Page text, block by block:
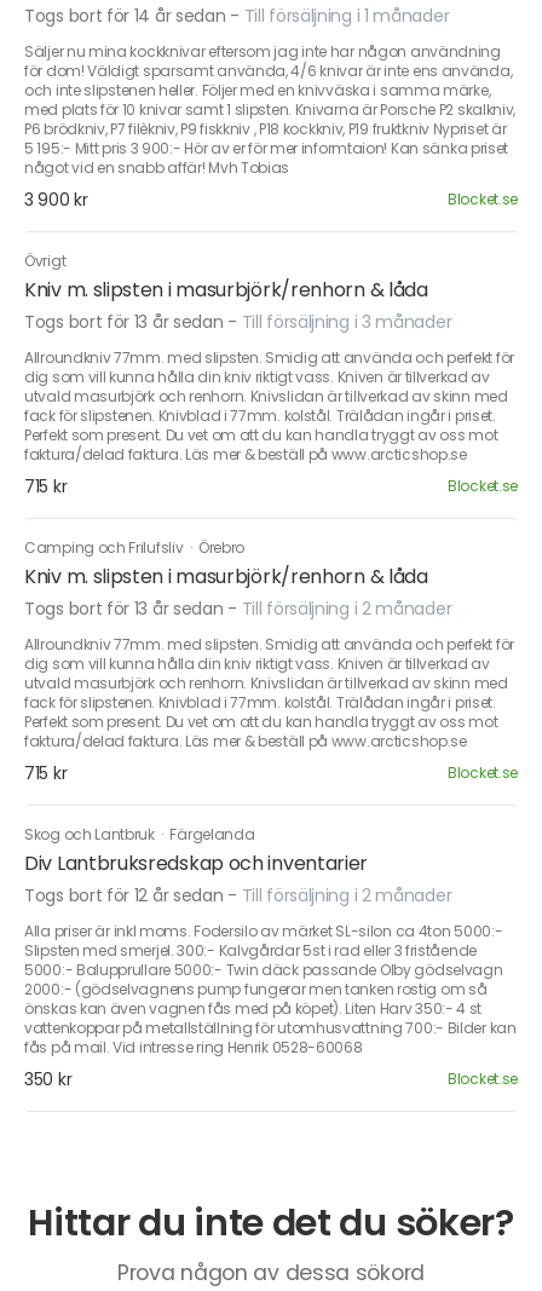
Togs bort för 14 år sedan - Till försäljning i 1 månader
Säljer nu mina kockknivar eftersom jag inte har någon användning
för dom! Väldigt sparsamt använda, 4/6 knivar är inte ens använda,
och inte slipstenen heller. Följer med en knivväska i samma märke,
med plats för 10 knivar samt 1 slipsten. Knivarna är Porsche P2 skalkniv,
P6 brödkniv, P7 filèkniv, P9 fiskkniv , P18 kockkniv, P19 fruktkniv Nypriset är
5 195:- Mitt pris 3 900:- Hör av er för mer informtaion! Kan sänka priset
något vid en snabb affär! Mvh Tobias
3 900 kr Blocket.se
Övrigt
Kniv m. slipsten i masurbjörk/renhorn & låda
Togs bort för 13 år sedan - Till försäljning i 3 månader
Allroundkniv 77mm. med slipsten. Smidig att använda och perfekt för
dig som vill kunna hålla din kniv riktigt vass. Kniven är tillverkad av
utvald masurbjörk och renhorn. Knivslidan är tillverkad av skinn med
fack för slipstenen. Knivblad i 77mm. kolstål. Trälådan ingår i priset.
Perfekt som present. Du vet om att du kan handla tryggt av oss mot
faktura/delad faktura. Läs mer & beställ på www.arcticshop.se
715 kr Blocket.se
Camping och Frilufsliv · Örebro
Kniv m. slipsten i masurbjörk/renhorn & låda
Togs bort för 13 år sedan - Till försäljning i 2 månader
Allroundkniv 77mm. med slipsten. Smidig att använda och perfekt för
dig som vill kunna hålla din kniv riktigt vass. Kniven är tillverkad av
utvald masurbjörk och renhorn. Knivslidan är tillverkad av skinn med
fack för slipstenen. Knivblad i 77mm. kolstål. Trälådan ingår i priset.
Perfekt som present. Du vet om att du kan handla tryggt av oss mot
faktura/delad faktura. Läs mer & beställ på www.arcticshop.se
715 kr Blocket.se
Skog och Lantbruk · Färgelanda
Div Lantbruksredskap och inventarier
Togs bort för 12 år sedan - Till försäljning i 2 månader
Alla priser är inkl moms. Fodersilo av märket SL-silon ca 4ton 5000:-
Slipsten med smerjel. 300:- Kalvgårdar 5st i rad eller 3 fristående
5000:- Balupprullare 5000:- Twin däck passande Olby gödselvagn
2000:- (gödselvagnens pump fungerar men tanken rostig om så
önskas kan även vagnen fås med på köpet). Liten Harv 350:- 4 st
vattenkoppar på metallställning för utomhusvattning 700:- Bilder kan
fås på mail. Vid intresse ring Henrik 0528-60068
350 kr Blocket.se
Hittar du inte det du söker?
Prova någon av dessa sökord